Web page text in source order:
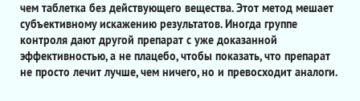
чем таблетка без действующего вещества. Этот метод мешает
субъективному искажению результатов. Иногда группе
контроля дают другой препарат с уже доказанной
эффективностью, а не плацебо, чтобы показать, что препарат
не просто лечит лучше, чем ничего, но и превосходит аналоги.